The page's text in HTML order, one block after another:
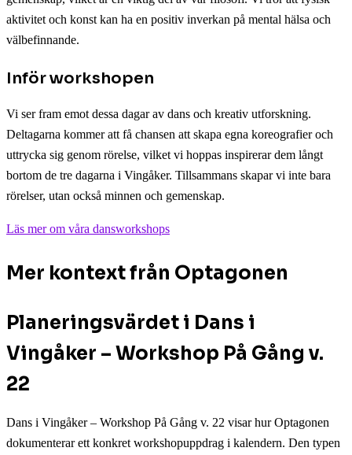
aktivitet och konst kan ha en positiv inverkan på mental hälsa och
välbefinnande.
Inför workshopen
Vi ser fram emot dessa dagar av dans och kreativ utforskning.
Deltagarna kommer att få chansen att skapa egna koreografier och
uttrycka sig genom rörelse, vilket vi hoppas inspirerar dem långt
bortom de tre dagarna i Vingåker. Tillsammans skapar vi inte bara
rörelser, utan också minnen och gemenskap.
Läs mer om våra dansworkshops
Mer kontext från Optagonen
Planeringsvärdet i Dans i
Vingåker – Workshop På Gång v.
22
Dans i Vingåker – Workshop På Gång v. 22 visar hur Optagonen
dokumenterar ett konkret workshopuppdrag i kalendern. Den typen